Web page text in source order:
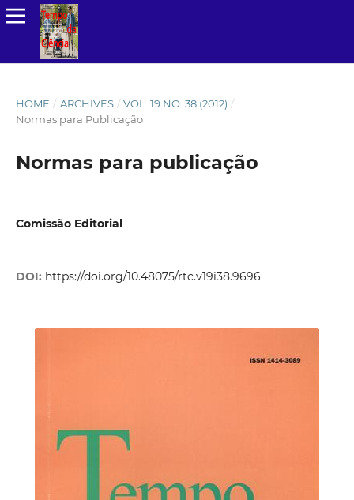
HOME / ARCHIVES / VOL. 19 NO. 38 (2012) /
Normas para Publicação
Normas para publicação
Comissão Editorial
DOI: https://doi.org/10.48075/rtc.v19i38.9696